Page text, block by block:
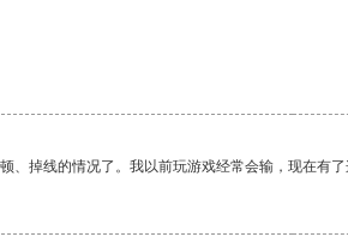
掉线的情况了。我以前玩游戏经常会输，现在有